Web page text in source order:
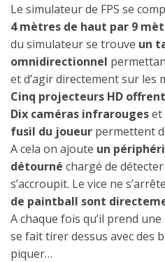
Le simulateur de FPS se
4 mètres de haut par 9
du simulateur se trouve un
omnidirectionnel
et d’agir directement sur les
Cinq projecteurs HD
Dix caméras infrarougeset
fusil du joueur permettent
A cela on ajoute un
détourné chargé de
s’accroupit. Le vice ne
de paintball sont
A chaque fois qu’il prend
se fait tirer dessus avec des
piquer…